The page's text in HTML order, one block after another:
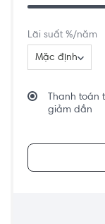
Lãi suất %/năm
Mặc định
Thanh toán
giảm dần